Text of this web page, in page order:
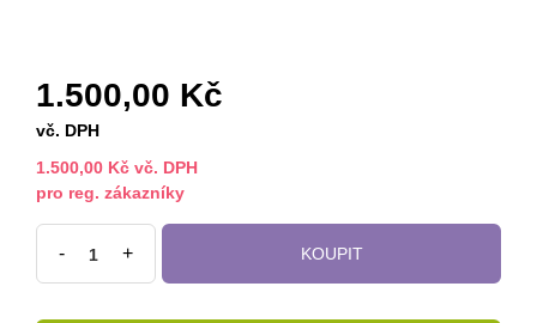
1.500,00 Kč
vč. DPH
1.500,00 Kč vč. DPH
pro reg. zákazníky
- + KOUPIT